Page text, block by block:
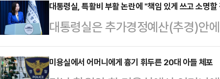
장기 채무자 빚 탕감 사업을 비판
SNS를 통해 "이재명 대통령이 어
갚지 못한 5000만원 이하의 개인
것이 형평성에 맞다고 했다"며 "성
대통령실, 특활비 부활 논란에 "책임 있게 쓰고 소명할
대통령실은 추가경정예산(추경)안
책임 있게 쓰고 소명하는 과정이 있
변인은 5일 용산 대통령실에서 브
미용실에서 어머니에게 흉기 휘두른 20대 아들 체포